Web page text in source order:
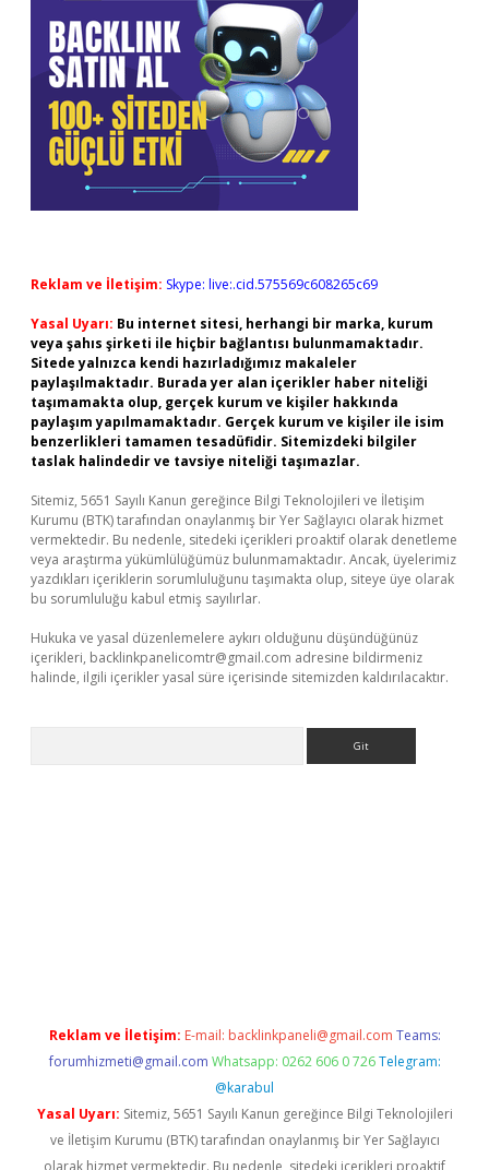
Reklam ve İletişim: Skype: live:.cid.575569c608265c69
Yasal Uyarı: Bu internet sitesi, herhangi bir marka, kurum
veya şahıs şirketi ile hiçbir bağlantısı bulunmamaktadır.
Sitede yalnızca kendi hazırladığımız makaleler
paylaşılmaktadır. Burada yer alan içerikler haber niteliği
taşımamakta olup, gerçek kurum ve kişiler hakkında
paylaşım yapılmamaktadır. Gerçek kurum ve kişiler ile isim
benzerlikleri tamamen tesadüfidir. Sitemizdeki bilgiler
taslak halindedir ve tavsiye niteliği taşımazlar.
Sitemiz, 5651 Sayılı Kanun gereğince Bilgi Teknolojileri ve İletişim
Kurumu (BTK) tarafından onaylanmış bir Yer Sağlayıcı olarak hizmet
vermektedir. Bu nedenle, sitedeki içerikleri proaktif olarak denetleme
veya araştırma yükümlülüğümüz bulunmamaktadır. Ancak, üyelerimiz
yazdıkları içeriklerin sorumluluğunu taşımakta olup, siteye üye olarak
bu sorumluluğu kabul etmiş sayılırlar.
Hukuka ve yasal düzenlemelere aykırı olduğunu düşündüğünüz
içerikleri, backlinkpanelicomtr@gmail.com adresine bildirmeniz
halinde, ilgili içerikler yasal süre içerisinde sitemizden kaldırılacaktır.
Reklam ve İletişim: E-mail: backlinkpaneli@gmail.com Teams:
forumhizmeti@gmail.com Whatsapp: 0262 606 0 726 Telegram:
@karabul
Yasal Uyarı: Sitemiz, 5651 Sayılı Kanun gereğince Bilgi Teknolojileri
ve İletişim Kurumu (BTK) tarafından onaylanmış bir Yer Sağlayıcı
olarak hizmet vermektedir. Bu nedenle, sitedeki içerikleri proaktif